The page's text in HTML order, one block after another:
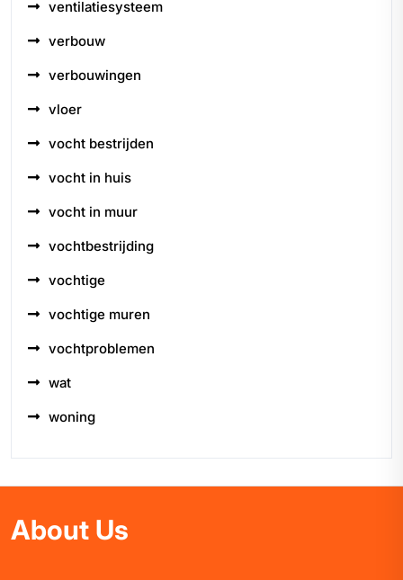
ventilatiesysteem
verbouw
verbouwingen
vloer
vocht bestrijden
vocht in huis
vocht in muur
vochtbestrijding
vochtige
vochtige muren
vochtproblemen
wat
woning
About Us